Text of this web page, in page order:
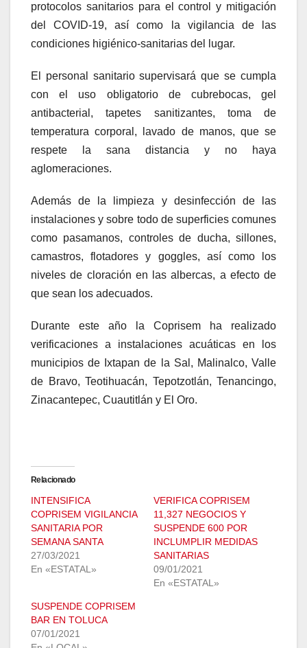
protocolos sanitarios para el control y mitigación
del COVID-19, así como la vigilancia de las
condiciones higiénico-sanitarias del lugar.
El personal sanitario supervisará que se cumpla
con el uso obligatorio de cubrebocas, gel
antibacterial, tapetes sanitizantes, toma de
temperatura corporal, lavado de manos, que se
respete la sana distancia y no haya
aglomeraciones.
Además de la limpieza y desinfección de las
instalaciones y sobre todo de superficies comunes
como pasamanos, controles de ducha, sillones,
camastros, flotadores y goggles, así como los
niveles de cloración en las albercas, a efecto de
que sean los adecuados.
Durante este año la Coprisem ha realizado
verificaciones a instalaciones acuáticas en los
municipios de Ixtapan de la Sal, Malinalco, Valle
de Bravo, Teotihuacán, Tepotzotlán, Tenancingo,
Zinacantepec, Cuautitlán y El Oro.
Relacionado
INTENSIFICA
COPRISEM VIGILANCIA
SANITARIA POR
SEMANA SANTA
27/03/2021
En «ESTATAL»
VERIFICA COPRISEM
11,327 NEGOCIOS Y
SUSPENDE 600 POR
INCLUMPLIR MEDIDAS
SANITARIAS
09/01/2021
En «ESTATAL»
SUSPENDE COPRISEM
BAR EN TOLUCA
07/01/2021